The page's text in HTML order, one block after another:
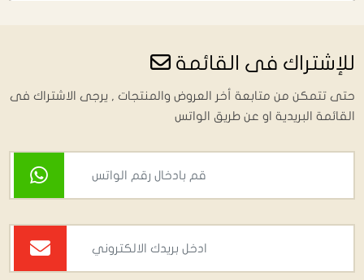
للإشتراك فى القائمة
حتى تتمكن من متابعة أخر العروض والمنتجات , يرجى الاشتراك فى
القائمة البريدية او عن طريق الواتس